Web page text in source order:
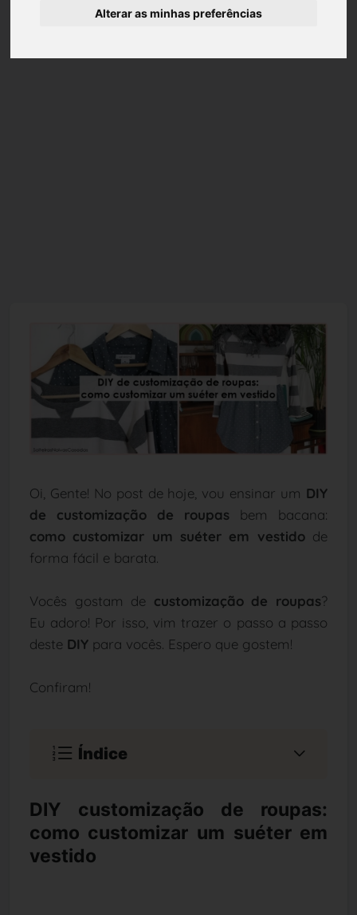
Alterar as minhas preferências
Oi, Gente! No post de hoje, vou ensinar um DIY
de customização de roupas bem bacana:
como customizar um suéter em vestidode
forma fácil e barata.
Vocês gostam de customização de roupas?
Eu adoro! Por isso, vim trazer o passo a passo
deste DIYpara vocês. Espero que gostem!
Confiram!
Índice
DIY customização de roupas:
como customizar um suéter em
vestido